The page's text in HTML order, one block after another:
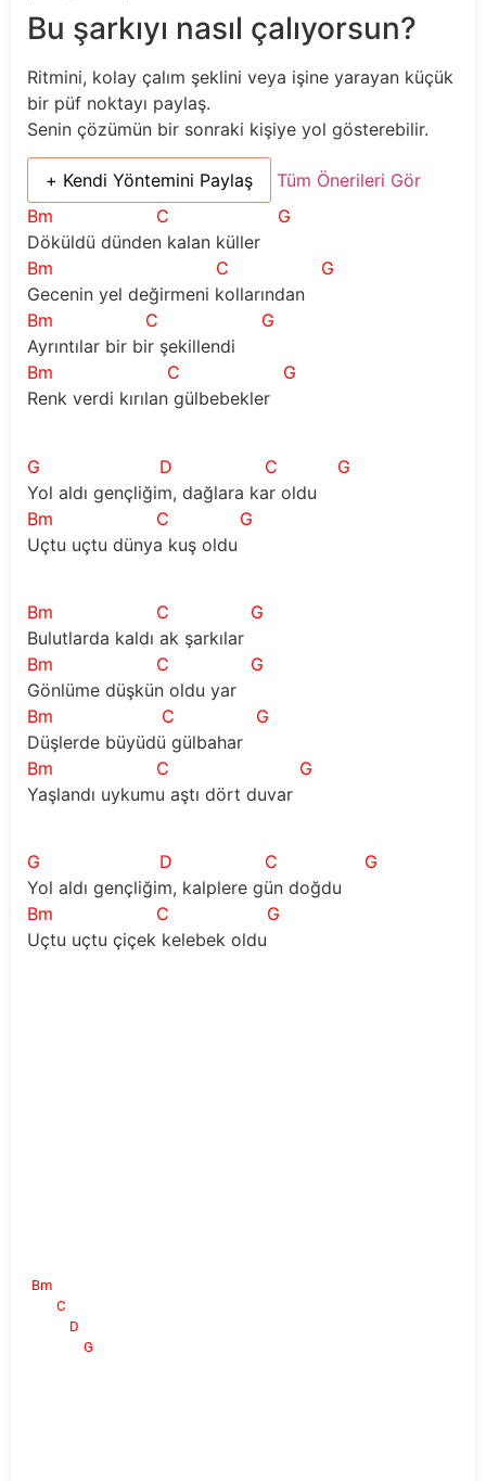
Bu şarkıyı nasıl çalıyorsun?
Ritmini, kolay çalım şeklini veya işine yarayan küçük
bir püf noktayı paylaş.
Senin çözümün bir sonraki kişiye yol gösterebilir.
+ Kendi Yöntemini Paylaş
Tüm Önerileri Gör
Bm
C
G
Döküldü dünden kalan küller
Bm
C
G
Gecenin yel değirmeni kollarından
Bm
C
G
Ayrıntılar bir bir şekillendi
Bm
C
G
Renk verdi kırılan gülbebekler
G D C
G
Yol aldı gençliğim, dağlara kar oldu
Bm
C
G
Uçtu uçtu dünya kuş oldu
Bm C
G
Bulutlarda kaldı ak şarkılar
Bm
C
G
Gönlüme düşkün oldu yar
Bm
C
G
Düşlerde büyüdü gülbahar
Bm
C
G
Yaşlandı uykumu aştı dört duvar
G D C
G
Yol aldı gençliğim, kalplere gün doğdu
Bm
C
G
Uçtu uçtu çiçek kelebek oldu
Bm
C
D
G